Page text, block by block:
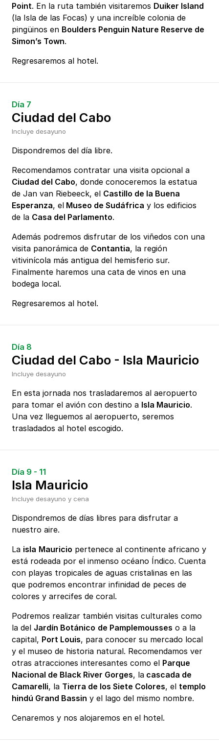
Point. En la ruta también visitaremos Duiker Island
(la Isla de las Focas) y una increíble colonia de
pingüinos en Boulders Penguin Nature Reserve de
Simon’s Town.
Regresaremos al hotel.
Día 7
Ciudad del Cabo
Incluye desayuno
Dispondremos del día libre.
Recomendamos contratar una visita opcional a
Ciudad del Cabo, donde conoceremos la estatua
de Jan van Riebeeck, el Castillo de la Buena
Esperanza, el Museo de Sudáfrica y los edificios
de la Casa del Parlamento.
Además podremos disfrutar de los viñedos con una
visita panorámica de Contantia, la región
vitivinícola más antigua del hemisferio sur.
Finalmente haremos una cata de vinos en una
bodega local.
Regresaremos al hotel.
Día 8
Ciudad del Cabo - Isla Mauricio
Incluye desayuno
En esta jornada nos trasladaremos al aeropuerto
para tomar el avión con destino a Isla Mauricio.
Una vez lleguemos al aeropuerto, seremos
trasladados al hotel escogido.
Día 9 - 11
Isla Mauricio
Incluye desayuno y cena
Dispondremos de días libres para disfrutar a
nuestro aire.
La isla Mauricio pertenece al continente africano y
está rodeada por el inmenso océano Índico. Cuenta
con playas tropicales de aguas cristalinas en las
que podremos encontrar infinidad de peces de
colores y arrecifes de coral.
Podremos realizar también visitas culturales como
la del Jardín Botánico de Pamplemousses o a la
capital, Port Louis, para conocer su mercado local
y el museo de historia natural. Recomendamos ver
otras atracciones interesantes como el Parque
Nacional de Black River Gorges, la cascada de
Camarelli, la Tierra de los Siete Colores, el templo
hindú Grand Bassin y el lago del mismo nombre.
Cenaremos y nos alojaremos en el hotel.